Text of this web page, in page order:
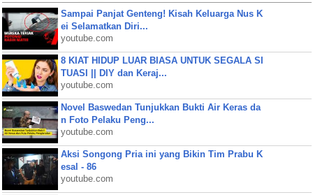
Sampai Panjat Genteng! Kisah Keluarga Nus K
ei Selamatkan Diri...
youtube.com
8 KIAT HIDUP LUAR BIASA UNTUK SEGALA SI
TUASI || DIY dan Keraj...
youtube.com
Novel Baswedan Tunjukkan Bukti Air Keras da
n Foto Pelaku Peng...
youtube.com
Aksi Songong Pria ini yang Bikin Tim Prabu K
esal - 86
youtube.com